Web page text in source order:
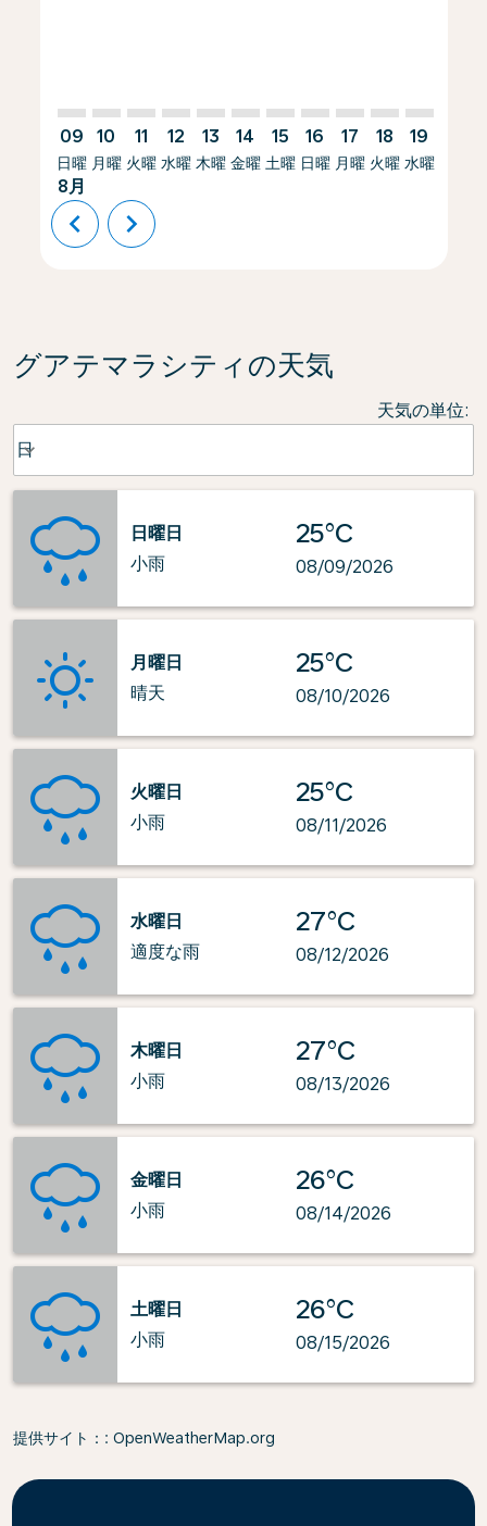
09
日曜
8月
10
月曜
11
火曜
12
水曜
13
木曜
14
金曜
15
土曜
16
日曜
17
月曜
18
火曜
19
水曜
chevron_left chevron_right
グアテマラシティの天気
天気の単位:
Weather unit option 日 Selected
日
keyboard_arrow_down
日曜日
小雨
25°C
08/09/2026
月曜日
晴天
25°C
08/10/2026
火曜日
小雨
25°C
08/11/2026
水曜日
適度な雨
27°C
08/12/2026
木曜日
小雨
27°C
08/13/2026
金曜日
小雨
26°C
08/14/2026
土曜日
小雨
26°C
08/15/2026
提供サイト： : OpenWeatherMap.org